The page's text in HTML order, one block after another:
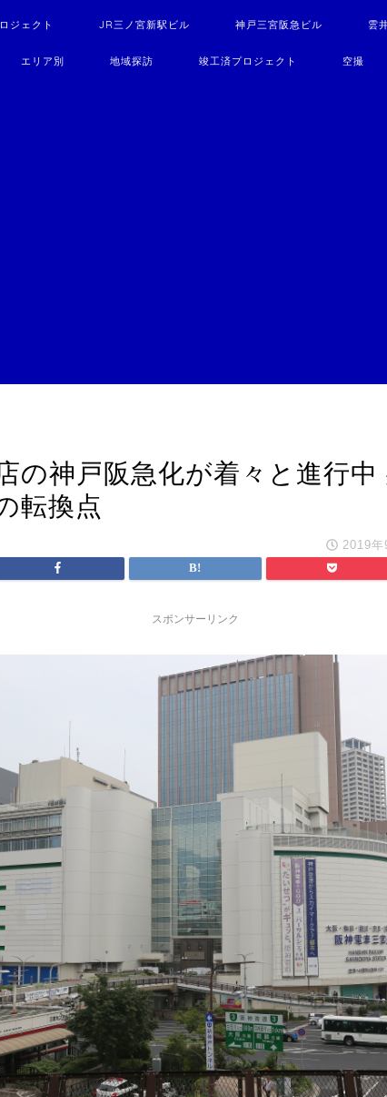
ジェクト JR三ノ宮新駅ビル 神戸三宮阪急ビル 雲
エリア別 地域探訪 竣工済プロジェクト 空撮
の神戸阪急化が着々と進行中
転換点
2019年
スポンサーリンク